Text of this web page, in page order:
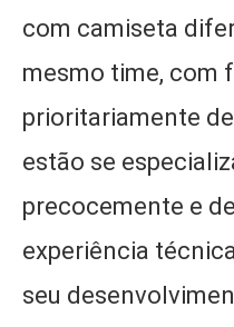
com camiseta
mesmo time, com
prioritariamente
estão se
precocemente e
experiência
seu